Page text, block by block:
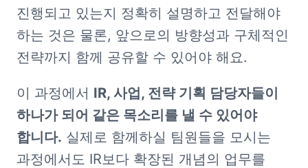
진행되고 있는지 정확히 설명하고 전달해야
하는 것은 물론, 앞으로의 방향성과 구체적인
전략까지 함께 공유할 수 있어야 해요.
이 과정에서 IR, 사업, 전략 기획 담당자들이
하나가 되어 같은 목소리를 낼 수 있어야
합니다. 실제로 함께하실 팀원들을 모시는
과정에서도 IR보다 확장된 개념의 업무를